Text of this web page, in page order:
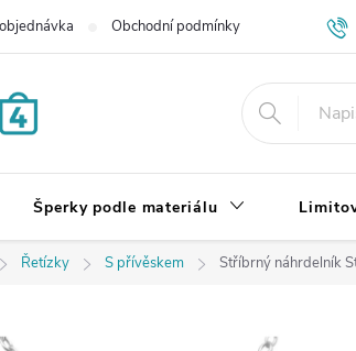
Obchodní podmínky Výměna,
Šperky podle materiálu
Řetízky S přívěskem Stříbrný náhrdelník